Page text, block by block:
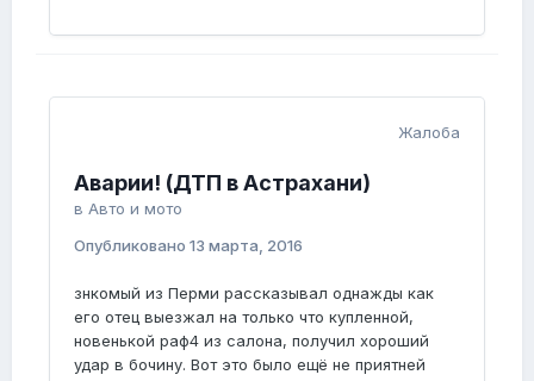
Жалоба
Аварии! (ДТП в Астрахани)
в Авто и мото
Опубликовано 13 марта, 2016
знкомый из Перми рассказывал однажды как
его отец выезжал на только что купленной,
новенькой раф4 из салона, получил хороший
удар в бочину. Вот это было ещё не приятней